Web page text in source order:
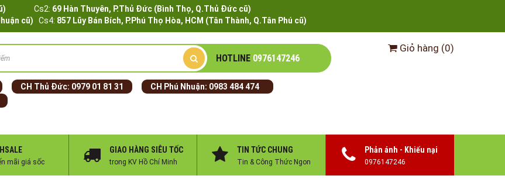
cũ) Cs2: 69 Hàn Thuyên, P.Thủ Đức (Bình Thọ, Q.Thủ Đức cũ)
cũ) Cs4: 857 Lũy Bán Bích, P.Phú Thọ Hòa, HCM (Tân Thành, Q.Tân Phú cũ)
HOTLINE 0976147246
CH Thủ Đức: 0979 01 81 31 CH Phú Nhuận: 0983 484 474
Giỏ hàng (0)
mãi giá sốc
GIAO HÀNG SIÊU TỐC
trong KV Hồ Chí Minh
TIN TỨC CHUNG
Tin & Công Thức Ngon
Phản ánh - Khiếu nại
0976147246